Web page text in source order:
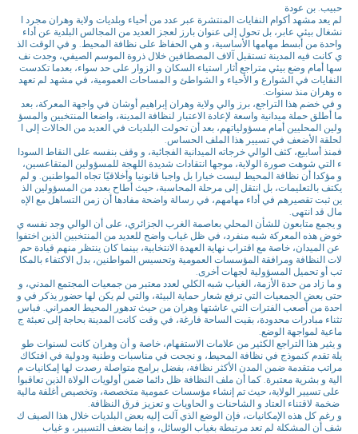
حبيب. بن عودة
لم يعد مشهد أكوام النفايات المنتشرة عبر عدد من أحياء وبلديات ولاية وهران مجرد ا
نشغال بيئي عابر، بل تحول إلى عنوان بارز لعجز العديد من المجالس البلدية عن أداء
واحدة من أبسط مهامها الأساسية، و هي الحفاظ على نظافة المحيط. و في الوقت الذ
ي كانت فيه المدينة تستقبل آلاف المصطافين خلال ذروة الموسم الصيفي، وجدت نف
سها أمام وضع بيئي متراجع أثار استياء السكان و الزوار على حد سواء، بعدما تكدست
النفايات في الشوارع و الأحياء و الشواطئ و المساحات العمومية، في مشهد لم تعهد
ه وهران منذ سنوات.
و في خضم هذا التراجع، برز والي ولاية وهران إبراهيم أوشان في واجهة المعركة، بعد
ما أطلق حملة ميدانية واسعة لإعادة الاعتبار لنظافة المدينة، واضعا المنتخبين والمسؤ
ولين المحليين أمام مسؤولياتهم، بعد أن تحولت البلديات في العديد من الحالات إلى ا
لحلقة الأضعف في تسيير هذا الملف الحساس.
فمنذ أسابيع، كثف الوالي خرجاته الميدانية الفجائية، و وقف بنفسه على النقاط السودا
ء التي شوهت صورة الولاية، موجها انتقادات شديدة اللهجة للمسؤولين المتقاعسين،
و مؤكدا أن نظافة المحيط ليست خيارا بل واجبا قانونيا وأخلاقيًا تجاه المواطنين. و لم
يكتف بالتعليمات، بل انتقل إلى مرحلة المحاسبة، حيث أطاح بعدد من المسؤولين الذ
ين ثبت تقصيرهم في أداء مهامهم، في رسالة واضحة مفادها أن زمن التساهل مع الإه
مال قد انتهى.
و يجمع متابعون للشأن المحلي بعاصمة الغرب الجزائري، على أن الوالي وجد نفسه ي
خوض هذه المعركة شبه منفرد، في ظل غياب واضح للعديد من المنتخبين الذين اختفوا
عن الميدان، خاصة مع اقتراب نهاية العهدة الانتخابية، بينما كان ينتظر منهم قيادة حم
لات النظافة ومرافقة المؤسسات العمومية وتحسيس المواطنين، بدل الاكتفاء بالمكا
تب أو تحميل المسؤولية لجهات أخرى.
و ما زاد من حدة الأزمة، الغياب شبه الكلي لعدد معتبر من جمعيات المجتمع المدني، و
حتى بعض الجمعيات التي ترفع شعار حماية البيئة، والتي لم يكن لها حضور يذكر في و
احدة من أصعب الفترات التي عاشتها وهران من حيث تدهور المحيط العمراني. فباس
تثناء مبادرات محدودة، بقيت الساحة فارغة، في وقت كانت المدينة بحاجة إلى تعبئة ج
ماعية لمواجهة الوضع.
و يثير هذا التراجع الكثير من علامات الاستفهام، خاصة و أن وهران كانت لسنوات طو
يلة تقدم كنموذج في نظافة المحيط، و نجحت في مناسبات وطنية ودولية في افتكاك
مراتب متقدمة ضمن المدن الأكثر نظافة، بفضل برامج متواصلة رصدت لها إمكانيات م
الية و بشرية معتبرة. كما أن ملف النظافة ظل دائما ضمن أولويات الولاة الذين تعاقبوا
على تسيير الولاية، حيث تم إنشاء مؤسسات عمومية متخصصة، وتخصيص أغلفة مالية
ضخمة لاقتناء العتاد و الشاحنات و الحاويات و تعزيز فرق النظافة.
و رغم كل هذه الإمكانيات، فإن الوضع الذي آلت إليه بعض البلديات خلال هذا الصيف ك
شف أن المشكلة لم تعد مرتبطة بغياب الوسائل، و إنما بضعف التسيير، و غياب